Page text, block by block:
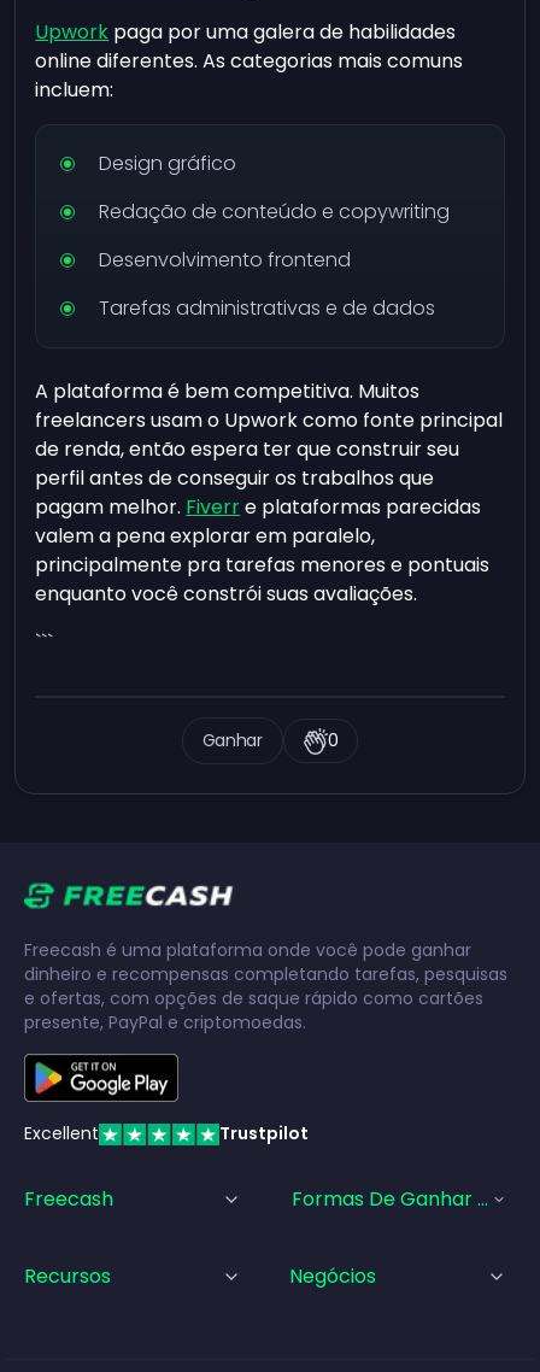
Upwork paga por uma galera de habilidades
online diferentes. As categorias mais comuns
incluem:
Design gráfico
Redação de conteúdo e copywriting
Desenvolvimento frontend
Tarefas administrativas e de dados
A plataforma é bem competitiva. Muitos
freelancers usam o Upwork como fonte principal
de renda, então espera ter que construir seu
perfil antes de conseguir os trabalhos que
pagam melhor. Fiverre plataformas parecidas
valem a pena explorar em paralelo,
principalmente pra tarefas menores e pontuais
enquanto você constrói suas avaliações.
```
Ganhar 0
Freecash é uma plataforma onde você pode ganhar
dinheiro e recompensas completando tarefas, pesquisas
e ofertas, com opções de saque rápido como cartões
presente, PayPal e criptomoedas.
Excellent Trustpilot
Freecash Formas De Ganhar
Recursos Negócios